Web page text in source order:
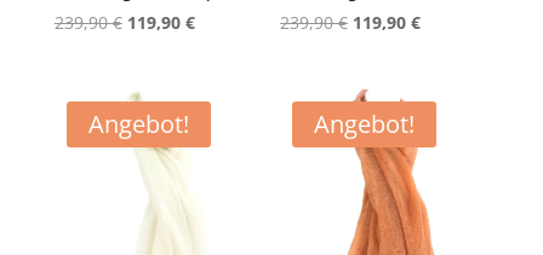
239,90€ Ursprünglicher
239,90 €
119,90 €Aktueller
239,90€ Ursprünglicher
war:
239,90 €
119,90€Aktueller
Angebot! Angebot!